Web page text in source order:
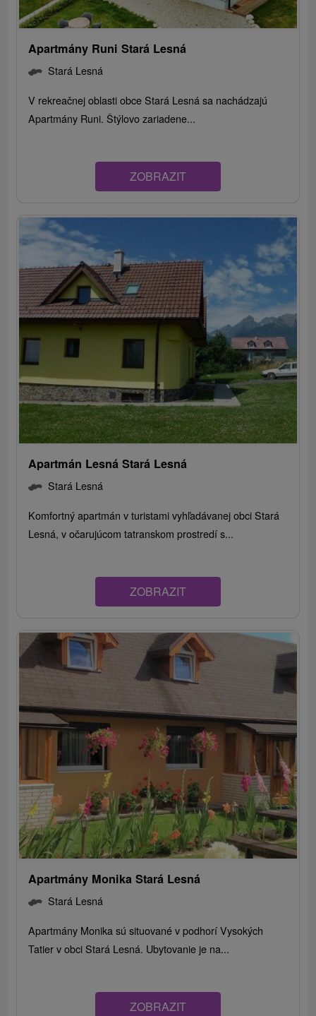
Apartmány Runi Stará Lesná
Stará Lesná
V rekreačnej oblasti obce Stará Lesná sa nachádzajú
Apartmány Runi. Štýlovo zariadene...
ZOBRAZIT
Apartmán Lesná Stará Lesná
Stará Lesná
Komfortný apartmán v turistami vyhľadávanej obci Stará
Lesná, v očarujúcom tatranskom prostredí s...
ZOBRAZIT
Apartmány Monika Stará Lesná
Stará Lesná
Apartmány Monika sú situované v podhorí Vysokých
Tatier v obci Stará Lesná. Ubytovanie je na...
ZOBRAZIT